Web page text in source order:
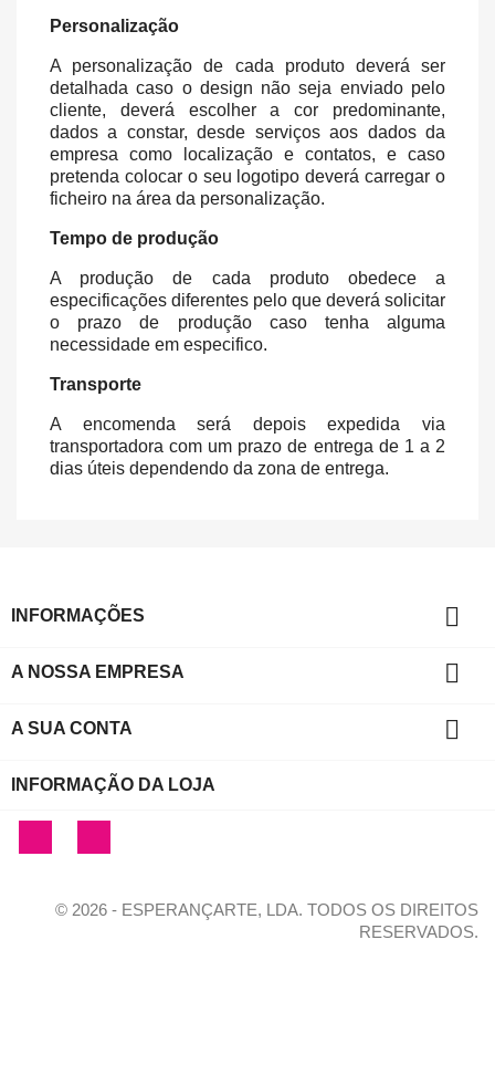
Personalização
A personalização de cada produto deverá ser
detalhada caso o design não seja enviado pelo
cliente, deverá escolher a cor predominante,
dados a constar, desde serviços aos dados da
empresa como localização e contatos, e caso
pretenda colocar o seu logotipo deverá carregar o
ficheiro na área da personalização.
Tempo de produção
A produção de cada produto obedece a
especificações diferentes pelo que deverá solicitar
o prazo de produção caso tenha alguma
necessidade em especifico.
Transporte
A encomenda será depois expedida via
transportadora com um prazo de entrega de 1 a 2
dias úteis dependendo da zona de entrega.
INFORMAÇÕES 
A NOSSA EMPRESA 
A SUA CONTA 
INFORMAÇÃO DA LOJA
© 2026 - ESPERANÇARTE, LDA. TODOS OS DIREITOS
RESERVADOS.